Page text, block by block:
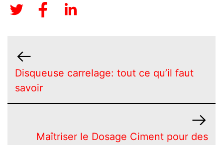
Disqueuse carrelage: tout ce qu’il faut
savoir
Maîtriser le Dosage Ciment pour des